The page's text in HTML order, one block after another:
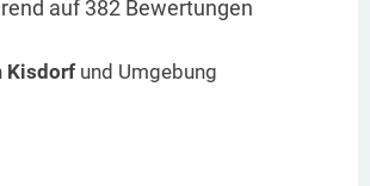
auf382 Bewertungen
Kisdorf und Umgebung